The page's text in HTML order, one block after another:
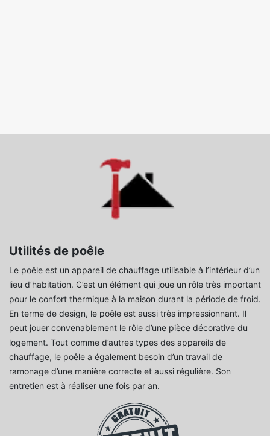
Utilités de poêle
Le poêle est un appareil de chauffage utilisable à l’intérieur d’un
lieu d’habitation. C’est un élément qui joue un rôle très important
pour le confort thermique à la maison durant la période de froid.
En terme de design, le poêle est aussi très impressionnant. Il
peut jouer convenablement le rôle d’une pièce décorative du
logement. Tout comme d’autres types des appareils de
chauffage, le poêle a également besoin d’un travail de
ramonage d’une manière correcte et aussi régulière. Son
entretien est à réaliser une fois par an.